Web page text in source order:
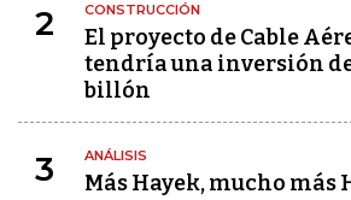
2 CONSTRUCCIÓN
El proyecto de Cable
tendría una inversión de
billón
3 ANÁLISIS
Más Hayek, mucho más